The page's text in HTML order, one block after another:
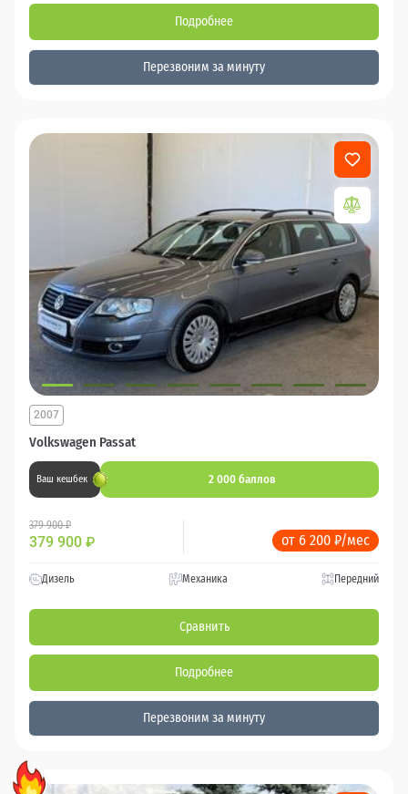
Подробнее
Перезвоним за минуту
Volkswagen Passat
2007
Ваш кешбек 2 000 баллов
379 900 ₽
379 900 ₽ от 6 200 ₽/мес
Дизель Механика Передний
Сравнить
Подробнее
Перезвоним за минуту